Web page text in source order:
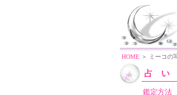
HOME ＞ ミーコの
占 い
鑑定方法